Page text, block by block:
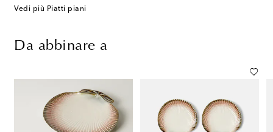
Vedi più Piatti piani
Da abbinare a